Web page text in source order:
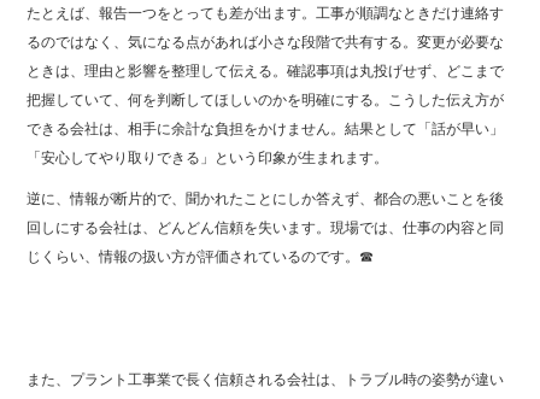
たとえば、報告一つをとっても差が出ます。工事が順調なときだけ連絡す
るのではなく、気になる点があれば小さな段階で共有する。変更が必要な
ときは、理由と影響を整理して伝える。確認事項は丸投げせず、どこまで
把握していて、何を判断してほしいのかを明確にする。こうした伝え方が
できる会社は、相手に余計な負担をかけません。結果として「話が早い」
「安心してやり取りできる」という印象が生まれます。
逆に、情報が断片的で、聞かれたことにしか答えず、都合の悪いことを後
回しにする会社は、どんどん信頼を失います。現場では、仕事の内容と同
じくらい、情報の扱い方が評価されているのです。☎
また、プラント工事業で長く信頼される会社は、トラブル時の姿勢が違い